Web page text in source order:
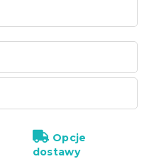
Opcje
dostawy